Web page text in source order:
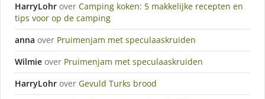
HarryLohr over Camping koken: 5 makkelijke recepten en
tips voor op de camping
anna over Pruimenjam met speculaaskruiden
Wilmie over Pruimenjam met speculaaskruiden
HarryLohr over Gevuld Turks brood